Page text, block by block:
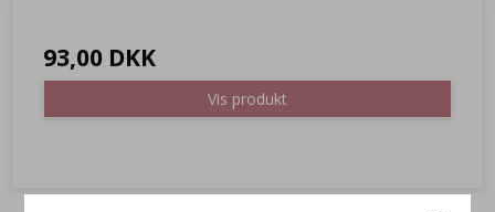
93,00 DKK
Vis produkt